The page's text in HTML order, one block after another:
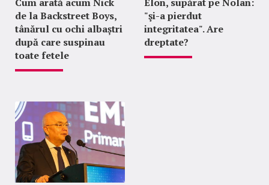
de la Backstreet Boys,
tânărul cu ochi albaștri
după care suspinau
toate fetele
"şi-a pierdut
integritatea". Are
dreptate?